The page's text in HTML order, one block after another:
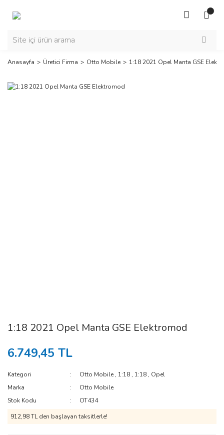
Anasayfa Üretici Firma Otto Mobile 1:18 2021 Opel Manta GSE
1:18 2021 Opel Manta GSE Elektromod
6.749,45 TL
Kategori Otto Mobile , 1:18 , 1:18 , Opel
Marka
Otto Mobile
Stok Kodu
OT434
912,98 TL den başlayan taksitlerle!